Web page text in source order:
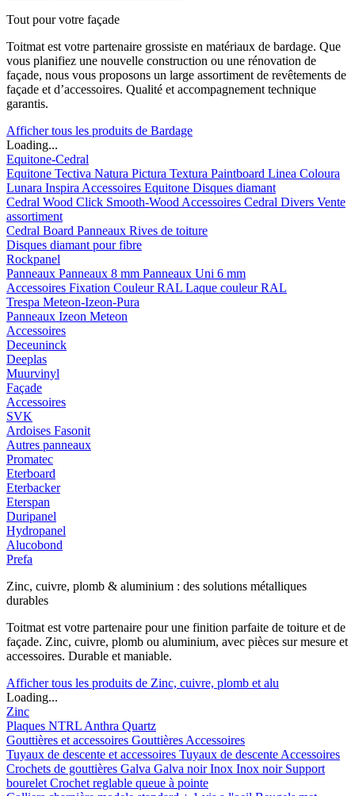
Tout pour votre façade
Toitmat est votre partenaire grossiste en matériaux de bardage. Que
vous planifiez une nouvelle construction ou une rénovation de
façade, nous vous proposons un large assortiment de revêtements de
façade et d’accessoires. Qualité et accompagnement technique
garantis.
Afficher tous les produits de Bardage
Loading...
Equitone-Cedral
Equitone Tectiva Natura Pictura Textura Paintboard Linea Coloura
Lunara Inspira Accessoires Equitone Disques diamant
Cedral Wood Click Smooth-Wood Accessoires Cedral Divers Vente
assortiment
Cedral Board Panneaux Rives de toiture
Disques diamant pour fibre
Rockpanel
Panneaux Panneaux 8 mm Panneaux Uni 6 mm
Accessoires Fixation Couleur RAL Laque couleur RAL
Trespa Meteon-Izeon-Pura
Panneaux Izeon Meteon
Accessoires
Deceuninck
Deeplas
Muurvinyl
Façade
Accessoires
SVK
Ardoises Fasonit
Autres panneaux
Promatec
Eterboard
Eterbacker
Eterspan
Duripanel
Hydropanel
Alucobond
Prefa
Zinc, cuivre, plomb & aluminium : des solutions métalliques
durables
Toitmat est votre partenaire pour une finition parfaite de toiture et de
façade. Zinc, cuivre, plomb ou aluminium, avec pièces sur mesure et
accessoires. Durable et maniable.
Afficher tous les produits de Zinc, cuivre, plomb et alu
Loading...
Zinc
Plaques NTRL Anthra Quartz
Gouttières et accessoires Gouttières Accessoires
Tuyaux de descente et accessoires Tuyaux de descente Accessoires
Crochets de gouttières Galva Galva noirInox Inox noir Support
bourelet Crochet reglable queue à pointe